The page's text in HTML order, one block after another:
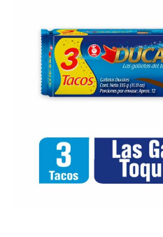
imágenes